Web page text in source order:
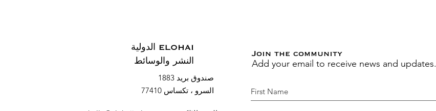
ELOHAI الدولية
النشر والوسائط
صندوق بريد 1883
السرو ، تكساس 77410
Join the community
Add your email to receive news and updates.